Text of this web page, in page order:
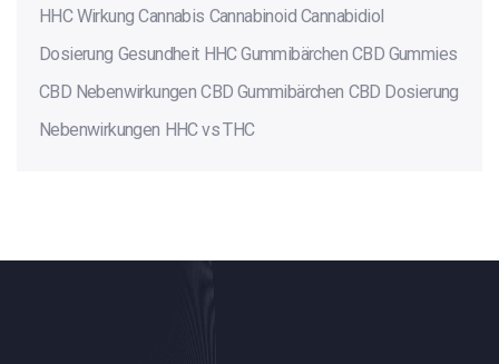
HHC Wirkung Cannabis Cannabinoid Cannabidiol
Dosierung Gesundheit HHC Gummibärchen CBD Gummies
CBD Nebenwirkungen CBD Gummibärchen CBD Dosierung
Nebenwirkungen HHC vs THC